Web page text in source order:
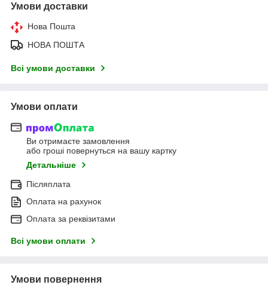
Умови доставки
Нова Пошта
НОВА ПОШТА
Всі умови доставки
Умови оплати
Ви отримаєте замовлення
або гроші повернуться на вашу картку
Детальніше
Післяплата
Оплата на рахунок
Оплата за реквізитами
Всі умови оплати
Умови повернення